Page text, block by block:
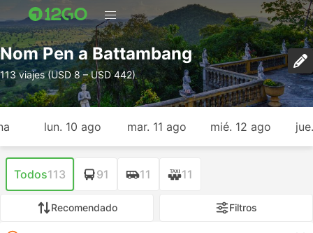
Nom Pen a Battambang
113 viajes (USD 8 – USD 442)
lun. 10 ago mar. 11 ago mié. 12 ago
Todos113 91 11 11
Recomendado Filtros